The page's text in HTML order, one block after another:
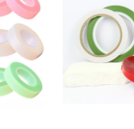
cách từng chùm mi hợp